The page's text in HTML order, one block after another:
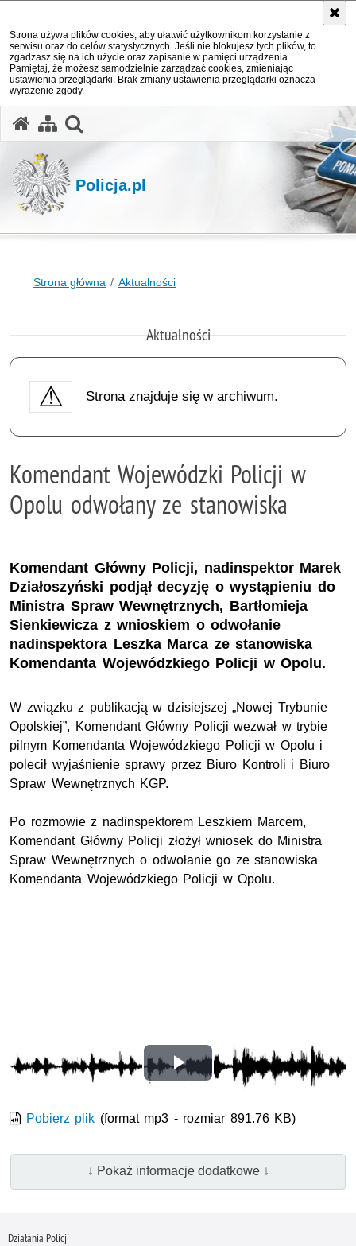
Strona używa plików cookies, aby ułatwić użytkownikom korzystanie z
serwisu oraz do celów statystycznych. Jeśli nie blokujesz tych plików, to
zgadzasz się na ich użycie oraz zapisanie w pamięci urządzenia.
Pamiętaj, że możesz samodzielnie zarządzać cookies, zmieniając
ustawienia przeglądarki. Brak zmiany ustawienia przeglądarki oznacza
wyrażenie zgody.
Policja.pl
Strona główna Aktualności
Aktualności
Strona znajduje się w archiwum.
Komendant Wojewódzki Policji w
Opolu odwołany ze stanowiska
Komendant Główny Policji, nadinspektor Marek
Działoszyński podjął decyzję o wystąpieniu do
Ministra Spraw Wewnętrznych, Bartłomieja
Sienkiewicza z wnioskiem o odwołanie
nadinspektora Leszka Marca ze stanowiska
Komendanta Wojewódzkiego Policji w Opolu.
W związku z publikacją w dzisiejszej „Nowej Trybunie
Opolskiej”, Komendant Główny Policji wezwał w trybie
pilnym Komendanta Wojewódzkiego Policji w Opolu i
polecił wyjaśnienie sprawy przez Biuro Kontroli i Biuro
Spraw Wewnętrznych KGP.
Po rozmowie z nadinspektorem Leszkiem Marcem,
Komendant Główny Policji złożył wniosek do Ministra
Spraw Wewnętrznych o odwołanie go ze stanowiska
Komendanta Wojewódzkiego Policji w Opolu.
Odtwórz
wideo
Pobierz plik (format mp3 - rozmiar 891.76 KB)
↓ Pokaż informacje dodatkowe ↓
Działania Policji